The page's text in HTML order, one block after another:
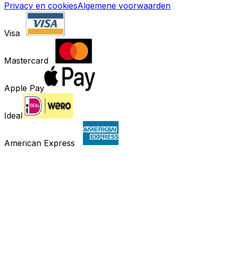
Privacy en cookiesAlgemene voorwaarden
Visa
Mastercard
Apple Pay
Ideal
American Express